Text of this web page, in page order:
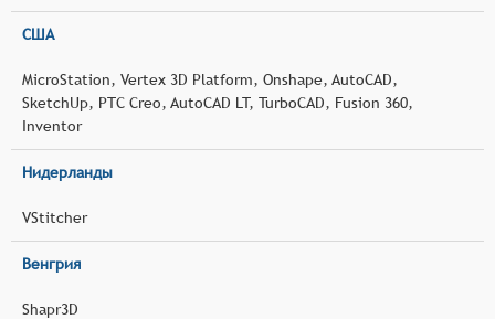
США
MicroStation, Vertex 3D Platform, Onshape, AutoCAD,
SketchUp, PTC Creo, AutoCAD LT, TurboCAD, Fusion 360,
Inventor
Нидерланды
VStitcher
Венгрия
Shapr3D